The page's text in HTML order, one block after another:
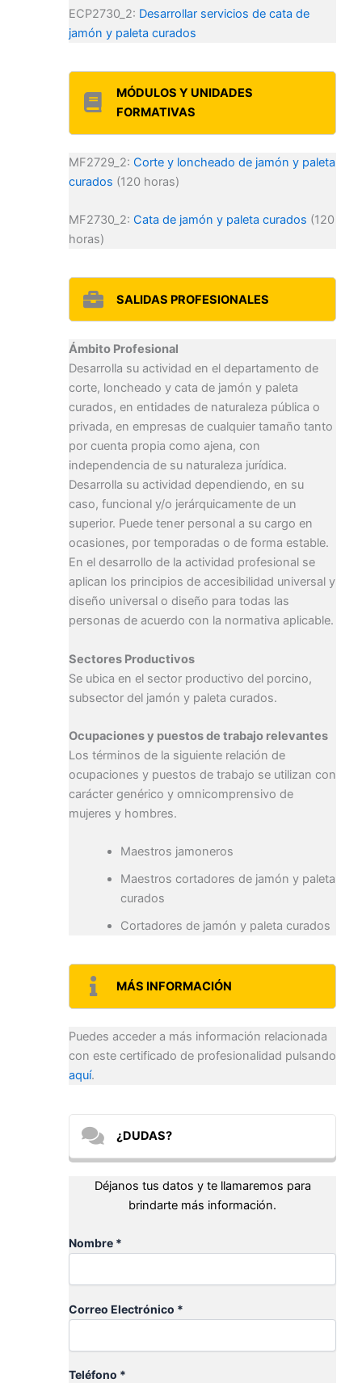
ECP2730_2: Desarrollar servicios de cata de
jamón y paleta curados
MÓDULOS Y UNIDADES
FORMATIVAS
MF2729_2: Corte y loncheado de jamón y paleta
curados (120 horas)
MF2730_2: Cata de jamón y paleta curados (120
horas)
SALIDAS PROFESIONALES
Ámbito Profesional
Desarrolla su actividad en el departamento de
corte, loncheado y cata de jamón y paleta
curados, en entidades de naturaleza pública o
privada, en empresas de cualquier tamaño tanto
por cuenta propia como ajena, con
independencia de su naturaleza jurídica.
Desarrolla su actividad dependiendo, en su
caso, funcional y/o jerárquicamente de un
superior. Puede tener personal a su cargo en
ocasiones, por temporadas o de forma estable.
En el desarrollo de la actividad profesional se
aplican los principios de accesibilidad universal y
diseño universal o diseño para todas las
personas de acuerdo con la normativa aplicable.
Sectores Productivos
Se ubica en el sector productivo del porcino,
subsector del jamón y paleta curados.
Ocupaciones y puestos de trabajo relevantes
Los términos de la siguiente relación de
ocupaciones y puestos de trabajo se utilizan con
carácter genérico y omnicomprensivo de
mujeres y hombres.
Maestros jamoneros
Maestros cortadores de jamón y paleta
curados
Cortadores de jamón y paleta curados
MÁS INFORMACIÓN
Puedes acceder a más información relacionada
con este certificado de profesionalidad pulsando
aquí.
¿DUDAS?
Déjanos tus datos y te llamaremos para
brindarte más información.
Nombre *
Correo Electrónico *
Teléfono *